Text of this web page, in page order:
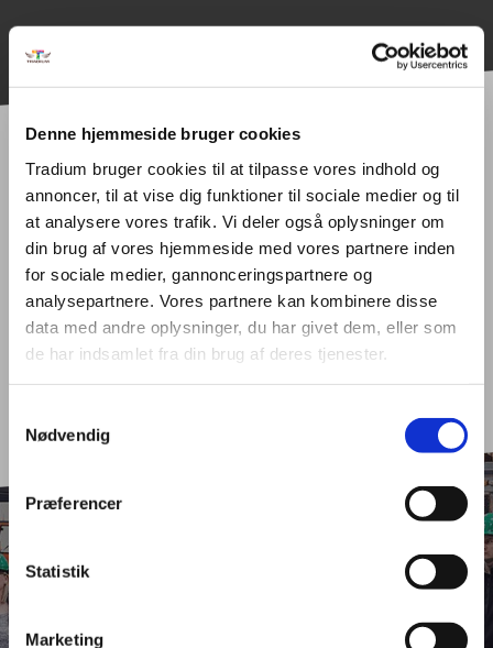
Denne hjemmeside bruger cookies
Tradium bruger cookies til at tilpasse vores indhold og
annoncer, til at vise dig funktioner til sociale medier og til
at analysere vores trafik. Vi deler også oplysninger om
din brug af vores hjemmeside med vores partnere inden
for sociale medier, gannonceringspartnere og
analysepartnere. Vores partnere kan kombinere disse
data med andre oplysninger, du har givet dem, eller som
de har indsamlet fra din brug af deres tjenester.
Nødvendig
Præferencer
Statistik
Marketing
Hold dig opdateret om
transport og logistik
Du får en central rolle i